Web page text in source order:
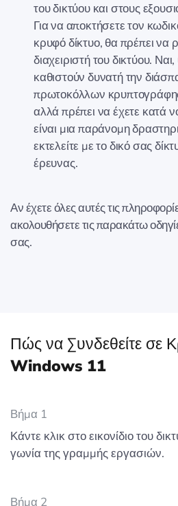
του δικτύου και στους
Για να αποκτήσετε τον
κρυφό δίκτυο, θα πρέπει να
διαχειριστή του δικτύου.
καθιστούν δυνατή την
πρωτοκόλλων
αλλά πρέπει να έχετε κατά
είναι μια παράνομη
εκτελείτε με το δικό σας
έρευνας.
Αν έχετε όλες αυτές τις
ακολουθήσετε τις παρακάτω
σας.
Πώς να Συνδεθείτε σε
Windows 11
Βήμα 1
Κάντε κλικ στο εικονίδιο του
γωνία της γραμμής εργασιών.
Βήμα 2